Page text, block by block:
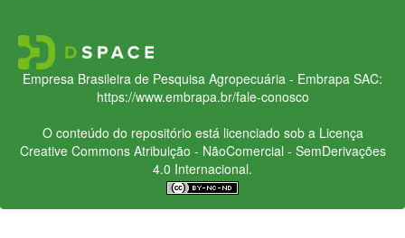
Empresa Brasileira de Pesquisa Agropecuária - Embrapa SAC:
https://www.embrapa.br/fale-conosco
O conteúdo do repositório está licenciado sob a Licença
Creative CommonsAtribuição - NãoComercial - SemDerivações
4.0 Internacional.